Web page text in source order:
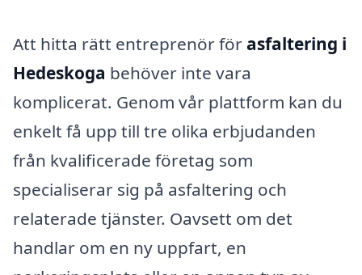
Att hitta rätt entreprenör för asfaltering i
Hedeskoga behöver inte vara
komplicerat. Genom vår plattform kan du
enkelt få upp till tre olika erbjudanden
från kvalificerade företag som
specialiserar sig på asfaltering och
relaterade tjänster. Oavsett om det
handlar om en ny uppfart, en